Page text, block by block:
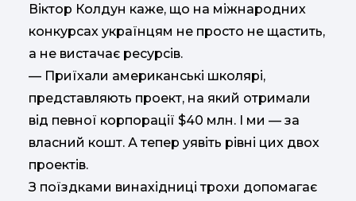
Віктор Колдун каже, що на міжнародних
конкурсах українцям не просто не щастить,
а не вистачає ресурсів.
— Приїхали американські школярі,
представляють проект, на який отримали
від певної корпорації $40 млн. І ми — за
власний кошт. А тепер уявіть рівні цих двох
проектів.
З поїздками винахідниці трохи допомагає